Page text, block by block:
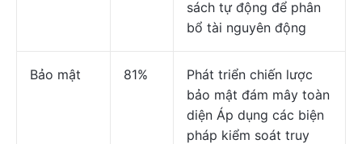
sách tự động để phân
bổ tài nguyên động
Bảo mật 81%
Phát triển chiến lược
bảo mật đám mây toàn
diện Áp dụng các biện
pháp kiểm soát truy